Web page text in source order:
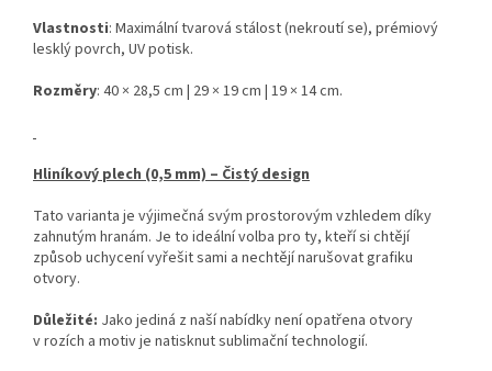
Vlastnosti: Maximální tvarová stálost (nekroutí se), prémiový
lesklý povrch, UV potisk.
Rozměry: 40 × 28,5 cm | 29 × 19 cm | 19 × 14 cm.
Hliníkový plech (0,5 mm) – Čistý design
Tato varianta je výjimečná svým prostorovým vzhledem díky
zahnutým hranám. Je to ideální volba pro ty, kteří si chtějí
způsob uchycení vyřešit sami a nechtějí narušovat grafiku
otvory.
Důležité: Jako jediná z naší nabídky není opatřena otvory
v rozích a motiv je natisknut sublimační technologií.